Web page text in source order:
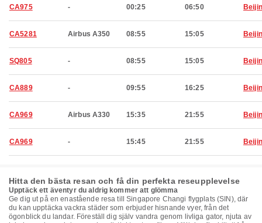
CA975 - 00:25 06:50
CA5281 Airbus A350 08:55 15:05
SQ805 - 08:55 15:05
CA889 - 09:55 16:25
CA969 Airbus A330 15:35 21:55
CA969 - 15:45 21:55
Hitta den bästa resan och få din perfekta reseupplevelse
Upptäck ett äventyr du aldrig kommer att glömma
Ge dig ut på en enastående resa till Singapore Changi flygplats (SIN), där
du kan upptäcka vackra städer som erbjuder hisnande vyer, från det
ögonblick du landar. Föreställ dig själv vandra genom livliga gator, njuta av